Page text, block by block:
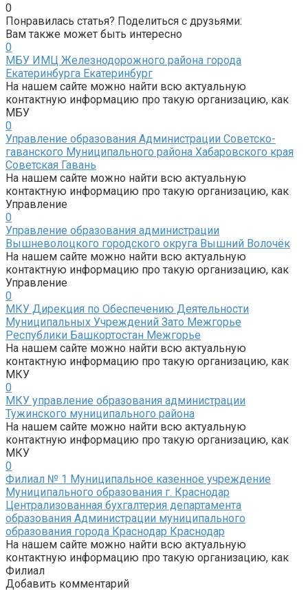
0
Понравилась статья? Поделиться с друзьями:
Вам также может быть интересно
0
МБУ ИМЦ Железнодорожного района города
Екатеринбурга Екатеринбург
На нашем сайте можно найти всю актуальную
контактную информацию про такую организацию, как
МБУ
0
Управление образования Администрации Советско-
гаванского Муниципального района Хабаровского края
Советская Гавань
На нашем сайте можно найти всю актуальную
контактную информацию про такую организацию, как
Управление
0
Управление образования администрации
Вышневолоцкого городского округа Вышний Волочёк
На нашем сайте можно найти всю актуальную
контактную информацию про такую организацию, как
Управление
0
МКУ Дирекция по Обеспечению Деятельности
Муниципальных Учреждений Зато Межгорье
Республики Башкортостан Межгорье
На нашем сайте можно найти всю актуальную
контактную информацию про такую организацию, как
МКУ
0
МКУ управление образования администрации
Тужинского муниципального района
На нашем сайте можно найти всю актуальную
контактную информацию про такую организацию, как
МКУ
0
Филиал № 1 Муниципальное казенное учреждение
Муниципального образования г. Краснодар
Централизованная бухгалтерия департамента
образования Администрации муниципального
образования города Краснодар Краснодар
На нашем сайте можно найти всю актуальную
контактную информацию про такую организацию, как
Филиал
Добавить комментарий